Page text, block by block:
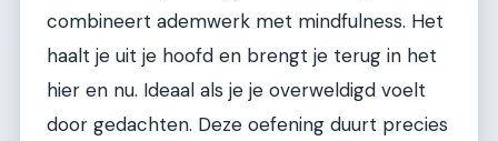
combineert ademwerk met mindfulness. Het
haalt je uit je hoofd en brengt je terug in het
hier en nu. Ideaal als je je overweldigd voelt
door gedachten. Deze oefening duurt precies